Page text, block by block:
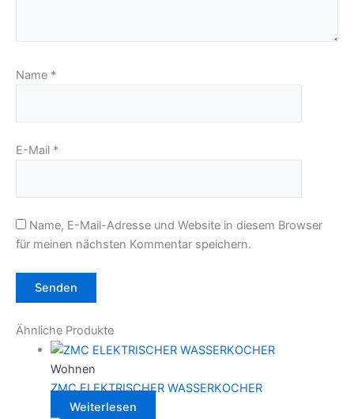
Name *
E-Mail *
Name, E-Mail-Adresse und Website in diesem Browser
für meinen nächsten Kommentar speichern.
Ähnliche Produkte
Wohnen
ZMC ELEKTRISCHER WASSERKOCHER
Weiterlesen